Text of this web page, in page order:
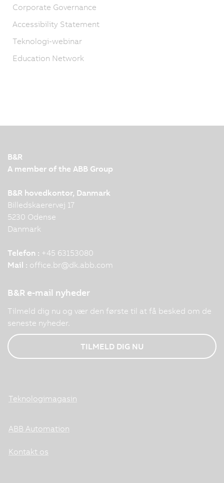
Corporate Governance
Accessibility Statement
Teknologi-webinar
Education Network
B&R
A member of the ABB Group
B&R hovedkontor, Danmark
Billedskaerervej 17
5230 Odense
Danmark
Telefon : +45 63153080
Mail : office.br@dk.abb.com
B&R e-mail nyheder
Tilmeld dig nu og vær den første til at få besked om de
seneste nyheder.
TILMELD DIG NU
Teknologimagasin
ABB Automation
Kontakt os